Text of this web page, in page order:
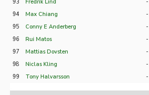
93
Fredrik Lind -
94
Max Chiang -
95
Conny E Anderberg -
96
Rui Matos -
97
Mattias Dovsten -
98
Niclas Kling -
99
Tony Halvarsson -